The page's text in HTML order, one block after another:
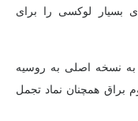
بسیار لوکسی را برای
نسخه اصلی به روسیه
براق همچنان نماد تجمل